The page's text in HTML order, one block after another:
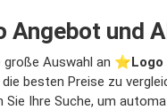
Angebot und
große Auswahl an ⭐️
besten Preise zu
Sie Ihre Suche, um